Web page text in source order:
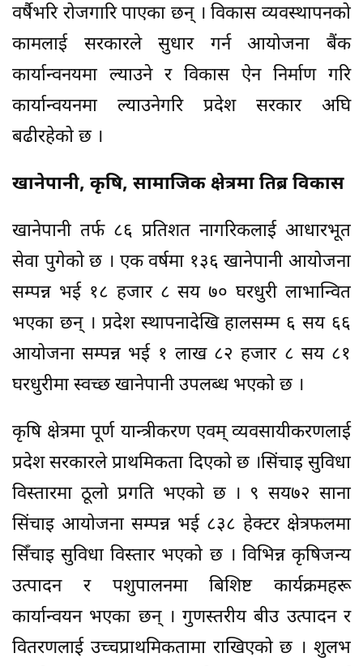
वर्षैभरि रोजगारि पाएका छन् । विकास व्यवस्थापनको
कामलाई सरकारले सुधार गर्न आयोजना बैंक
कार्यान्वनयमा ल्याउने र विकास ऐन निर्माण गरि
कार्यान्वयनमा ल्याउनेगरि प्रदेश सरकार अघि
बढीरहेको छ ।
खानेपानी, कृषि, सामाजिक क्षेत्रमा तिब्र विकास
खानेपानी तर्फ ८६ प्रतिशत नागरिकलाई आधारभूत
सेवा पुगेको छ । एक वर्षमा १३६ खानेपानी आयोजना
सम्पन्न भई १८ हजार ८ सय ७० घरधुरी लाभान्वित
भएका छन् । प्रदेश स्थापनादेखि हालसम्म ६ सय ६६
आयोजना सम्पन्न भई १ लाख ८२ हजार ८ सय ८१
घरधुरीमा स्वच्छ खानेपानी उपलब्ध भएको छ ।
कृषि क्षेत्रमा पूर्ण यान्त्रीकरण एवम् व्यवसायीकरणलाई
प्रदेश सरकारले प्राथमिकता दिएको छ ।सिंचाइ सुविधा
विस्तारमा ठूलो प्रगति भएको छ । ९ सय७२ साना
सिंचाइ आयोजना सम्पन्न भई ८३८ हेक्टर क्षेत्रफलमा
सिँचाइ सुविधा विस्तार भएको छ । विभिन्न कृषिजन्य
उत्पादन र पशुपालनमा बिशिष्ट कार्यक्रमहरू
कार्यान्वयन भएका छन् । गुणस्तरीय बीउ उत्पादन र
वितरणलाई उच्चप्राथमिकतामा राखिएको छ । शुलभ